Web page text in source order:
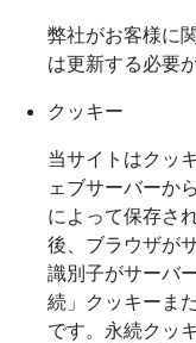
弊社がお客様に
は更新する必要
クッキー
当サイトはクッ
ェブサーバーか
によって保存さ
後、ブラウザが
識別子がサーバ
続」クッキーま
です。永続クッ